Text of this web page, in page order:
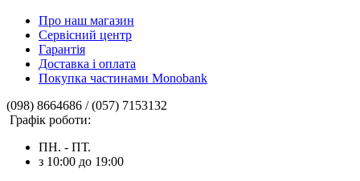
Про наш магазин
Сервісний центр
Гарантія
Доставка і оплата
Покупка частинами Monobank
(098) 8664686 / (057) 7153132
Графік роботи:
ПН. - ПТ.
з 10:00 до 19:00